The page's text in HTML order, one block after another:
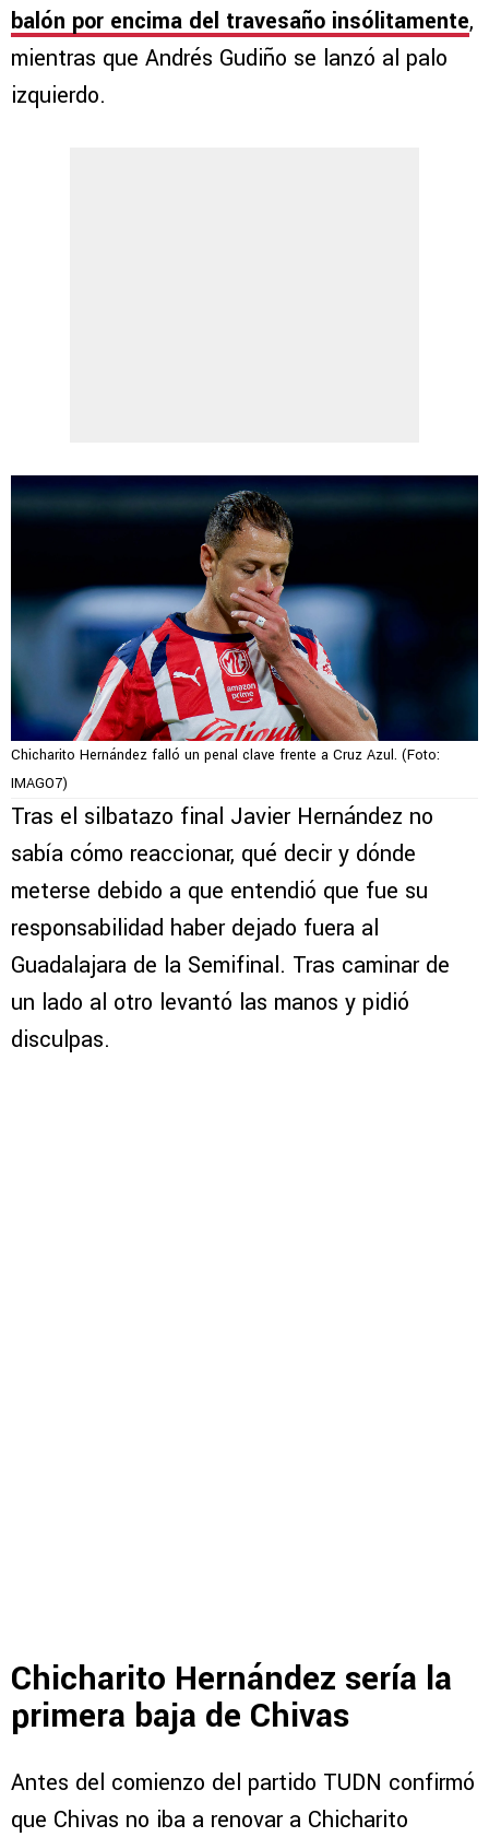
balón por encima del travesaño insólitamente,
mientras que Andrés Gudiño se lanzó al palo
izquierdo.
Chicharito Hernández falló un penal clave frente a Cruz Azul. (Foto:
IMAGO7)
Tras el silbatazo final Javier Hernández no
sabía cómo reaccionar, qué decir y dónde
meterse debido a que entendió que fue su
responsabilidad haber dejado fuera al
Guadalajara de la Semifinal. Tras caminar de
un lado al otro levantó las manos y pidió
disculpas.
Chicharito Hernández sería la
primera baja de Chivas
Antes del comienzo del partido TUDN confirmó
que Chivas no iba a renovar a Chicharito